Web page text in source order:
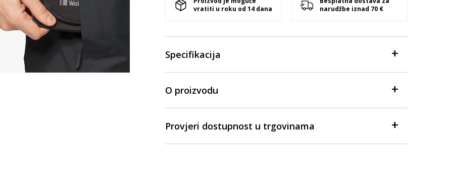
vratiti u roku od 14 dana
narudžbe iznad 70 €
Specifikacija
O proizvodu
Provjeri dostupnost u trgovinama